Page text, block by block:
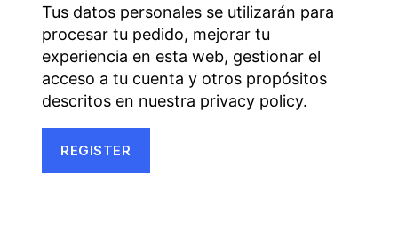
Tus datos personales se utilizarán para
procesar tu pedido, mejorar tu
experiencia en esta web, gestionar el
acceso a tu cuenta y otros propósitos
descritos en nuestra privacy policy.
REGISTER